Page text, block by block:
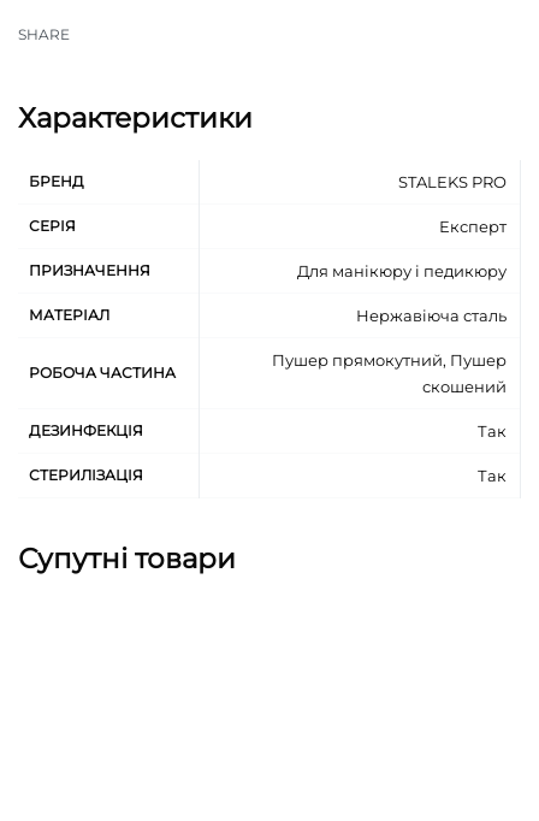
її видалення
педикюру
руці майстра
додаткова стійкість до корозії завдяки
високолегована нержавіюча сталь
стійка до стерилізації в сухожаровій шафі та
підлягає дезінфекції спеціальними засобами
педикюру
SHARE
Характеристики
БРЕНД STALEKS PRO
СЕРІЯ Експерт
ПРИЗНАЧЕННЯ Для манікюру і педикюру
МАТЕРІАЛ Нержавіюча сталь
РОБОЧА ЧАСТИНА
Пушер прямокутний, Пушер
скошений
ДЕЗИНФЕКЦІЯ Так
СТЕРИЛІЗАЦІЯ Так
Супутні товари